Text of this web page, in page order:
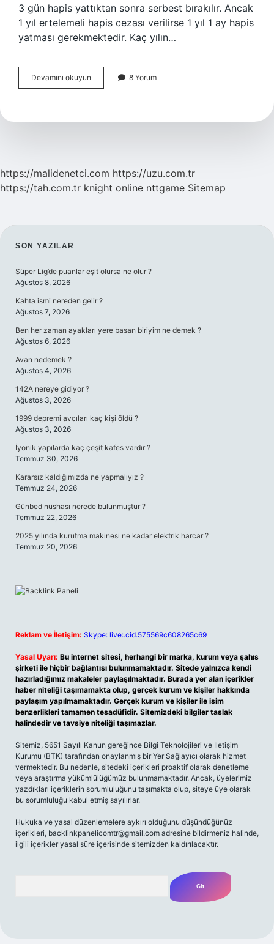
3 gün hapis yattıktan sonra serbest bırakılır. Ancak
1 yıl ertelemeli hapis cezası verilirse 1 yıl 1 ay hapis
yatması gerekmektedir. Kaç yılın…
Devamını okuyun
Yatar
8 Yorum
https://malidenetci.com https://uzu.com.tr
https://tah.com.tr knight online nttgame Sitemap
SIDEBAR
SON YAZILAR
Süper Lig’de puanlar eşit olursa ne olur ?
Ağustos 8, 2026
Kahta ismi nereden gelir ?
Ağustos 7, 2026
Ben her zaman ayakları yere basan biriyim ne demek ?
Ağustos 6, 2026
Avan nedemek ?
Ağustos 4, 2026
142A nereye gidiyor ?
Ağustos 3, 2026
1999 depremi avcıları kaç kişi öldü ?
Ağustos 3, 2026
İyonik yapılarda kaç çeşit kafes vardır ?
Temmuz 30, 2026
Kararsız kaldığımızda ne yapmalıyız ?
Temmuz 24, 2026
Günbed nüshası nerede bulunmuştur ?
Temmuz 22, 2026
2025 yılında kurutma makinesi ne kadar elektrik harcar ?
Temmuz 20, 2026
Reklam ve İletişim: Skype: live:.cid.575569c608265c69
Yasal Uyarı: Bu internet sitesi, herhangi bir marka, kurum veya şahıs
şirketi ile hiçbir bağlantısı bulunmamaktadır. Sitede yalnızca kendi
hazırladığımız makaleler paylaşılmaktadır. Burada yer alan içerikler
haber niteliği taşımamakta olup, gerçek kurum ve kişiler hakkında
paylaşım yapılmamaktadır. Gerçek kurum ve kişiler ile isim
benzerlikleri tamamen tesadüfidir. Sitemizdeki bilgiler taslak
halindedir ve tavsiye niteliği taşımazlar.
Sitemiz, 5651 Sayılı Kanun gereğince Bilgi Teknolojileri ve İletişim
Kurumu (BTK) tarafından onaylanmış bir Yer Sağlayıcı olarak hizmet
vermektedir. Bu nedenle, sitedeki içerikleri proaktif olarak denetleme
veya araştırma yükümlülüğümüz bulunmamaktadır. Ancak, üyelerimiz
yazdıkları içeriklerin sorumluluğunu taşımakta olup, siteye üye olarak
bu sorumluluğu kabul etmiş sayılırlar.
Hukuka ve yasal düzenlemelere aykırı olduğunu düşündüğünüz
içerikleri, backlinkpanelicomtr@gmail.com adresine bildirmeniz halinde,
ilgili içerikler yasal süre içerisinde sitemizden kaldırılacaktır.